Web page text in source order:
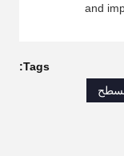
and
Tags: